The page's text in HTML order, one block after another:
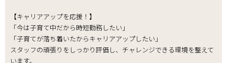
【キャリアアップを応援！】
「今は子育て中だから時短勤務したい」
「子育てが落ち着いたからキャリアアップしたい」
スタッフの頑張りをしっかり評価し、チャレンジできる環境を整えて
います。